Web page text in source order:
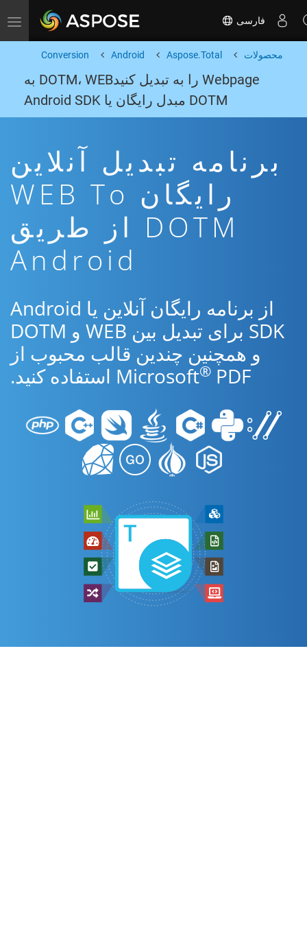
Toggle navigation فارسی
محصولات Aspose.Total
Android
Conversion
Webpage را به تبدیل کنیدDOTM، WEB به
DOTM مبدل رایگان یا Android SDK
برنامه تبدیل آنلاین
رایگان WEB To
DOTM از طریق
Android
از برنامه رایگان آنلاین یا Android
SDK برای تبدیل بین WEB و DOTM
و همچنین چندین قالب محبوب از
Microsoft® PDF استفاده کنید.